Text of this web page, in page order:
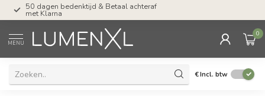
50 dagen bedenktijd & Betaal achteraf
met Klarna
MENU
0
€Incl. btw